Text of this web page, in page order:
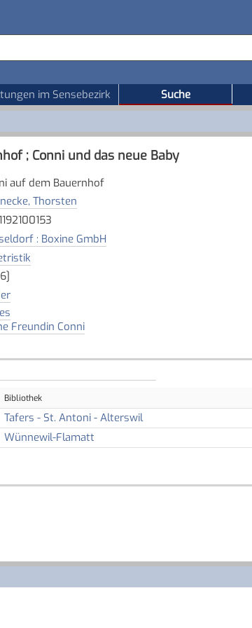
im Sensebezirk Suche
; Conni und das neue Baby
auf dem Bauernhof
Thorsten
: Boxine GmbH
Freundin Conni
Bibliothek
Tafers - St. Antoni - Alterswil
Wünnewil-Flamatt